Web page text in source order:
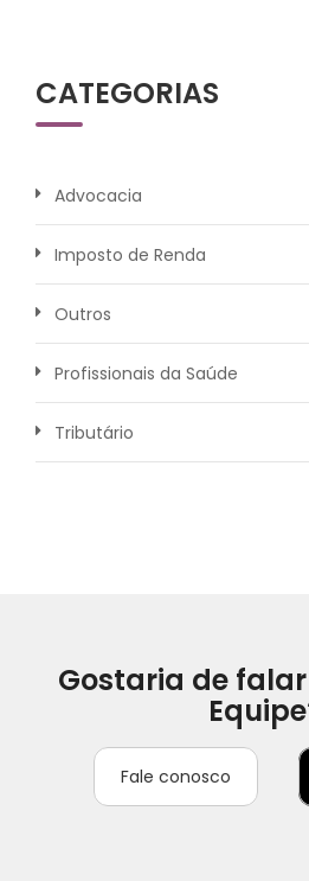
CATEGORIAS
Advocacia
Imposto de Renda
Outros
Profissionais da Saúde
Tributário
Gostaria de
Fale conosco